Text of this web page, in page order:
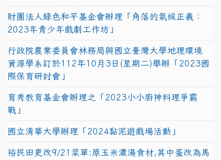
財團法人綠色和平基金會辦理「角落的氣候正義：
2023年青少年戲劇工作坊」
行政院農業委員會林務局與國立臺灣大學地理環境
資源學系訂於112年10月3日(星期二)舉辦「2023國
際保育研討會」
育秀教育基金會辦理之「2023小小廚神料理爭霸
戰」
國立清華大學辦理「2024黏泥遊戲場活動」
裕民田更改9/21菜單:原玉米濃湯食材,其中蛋改為馬